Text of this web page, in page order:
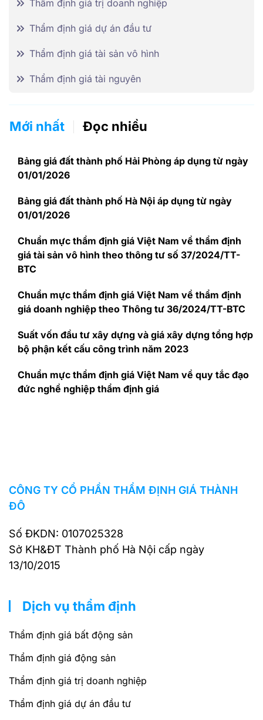
Thẩm định giá trị doanh nghiệp
Thẩm định giá dự án đầu tư
Thẩm định giá tài sản vô hình
Thẩm định giá tài nguyên
Mới nhất Đọc nhiều
Bảng giá đất thành phố Hải Phòng áp dụng từ ngày
01/01/2026
Bảng giá đất thành phố Hà Nội áp dụng từ ngày
01/01/2026
Chuẩn mực thẩm định giá Việt Nam về thẩm định
giá tài sản vô hình theo thông tư số 37/2024/TT-
BTC
Chuẩn mực thẩm định giá Việt Nam về thẩm định
giá doanh nghiệp theo Thông tư 36/2024/TT-BTC
Suất vốn đầu tư xây dựng và giá xây dựng tổng hợp
bộ phận kết cấu công trình năm 2023
Chuẩn mực thẩm định giá Việt Nam về quy tắc đạo
đức nghề nghiệp thẩm định giá
CÔNG TY CỔ PHẦN THẨM ĐỊNH GIÁ THÀNH
ĐÔ
Số ĐKDN: 0107025328
Sở KH&ĐT Thành phố Hà Nội cấp ngày
13/10/2015
Dịch vụ thẩm định
Thẩm định giá bất động sản
Thẩm định giá động sản
Thẩm định giá trị doanh nghiệp
Thẩm định giá dự án đầu tư